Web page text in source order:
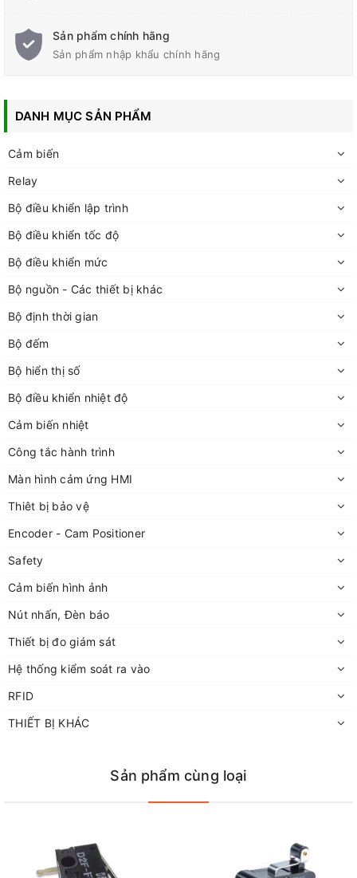
Sản phẩm chính hãng
Sản phẩm nhập khẩu chính hãng
DANH MỤC SẢN PHẨM
Cảm biến
Relay
Bộ điều khiển lập trình
Bộ điều khiển tốc độ
Bộ điều khiển mức
Bộ nguồn - Các thiết bị khác
Bộ định thời gian
Bộ đếm
Bộ hiển thị số
Bộ điều khiển nhiệt độ
Cảm biến nhiệt
Công tắc hành trình
Màn hình cảm ứng HMI
Thiêt bị bảo vệ
Encoder - Cam Positioner
Safety
Cảm biến hình ảnh
Nút nhấn, Đèn báo
Thiết bị đo giám sát
Hệ thống kiểm soát ra vào
RFID
THIẾT BỊ KHÁC
Sản phẩm cùng loại